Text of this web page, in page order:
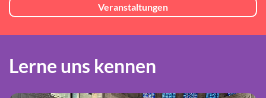
Veranstaltungen
Lerne uns kennen